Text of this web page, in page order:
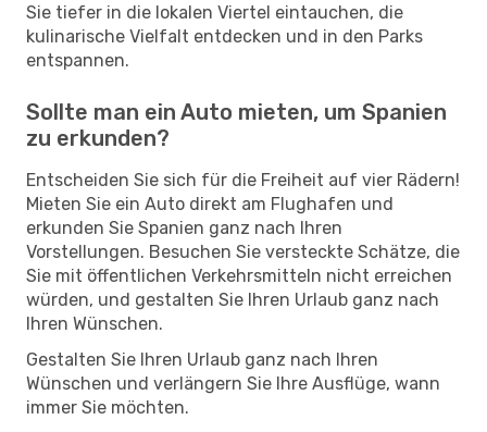
Sie tiefer in die lokalen Viertel eintauchen, die
kulinarische Vielfalt entdecken und in den Parks
entspannen.
Sollte man ein Auto mieten, um Spanien
zu erkunden?
Entscheiden Sie sich für die Freiheit auf vier Rädern!
Mieten Sie ein Auto direkt am Flughafen und
erkunden Sie Spanien ganz nach Ihren
Vorstellungen. Besuchen Sie versteckte Schätze, die
Sie mit öffentlichen Verkehrsmitteln nicht erreichen
würden, und gestalten Sie Ihren Urlaub ganz nach
Ihren Wünschen.
Gestalten Sie Ihren Urlaub ganz nach Ihren
Wünschen und verlängern Sie Ihre Ausflüge, wann
immer Sie möchten.